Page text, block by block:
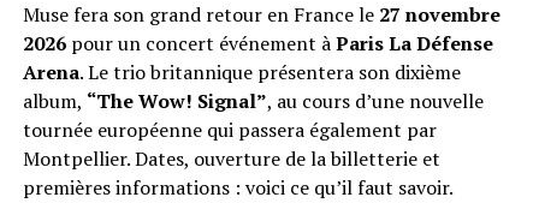
Muse fera son grand retour en France le 27 novembre
2026pour un concert événement àParis La Défense
Arena. Le trio britannique présentera son dixième
album, “The Wow! Signal”, au cours d’une nouvelle
tournée européenne qui passera également par
Montpellier. Dates, ouverture de la billetterie et
premières informations : voici ce qu’il faut savoir.